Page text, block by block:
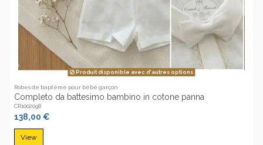
Produit disponible avec d'autres options
Robes de baptême pour bébé garçon
Completo da battesimo bambino in cotone panna
CR1002098
138,00 €
View